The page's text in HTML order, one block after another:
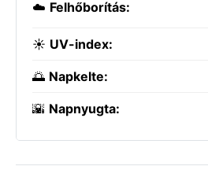
☁️ Felhőborítás:
☀️ UV-index:
🌅 Napkelte:
🌇 Napnyugta: